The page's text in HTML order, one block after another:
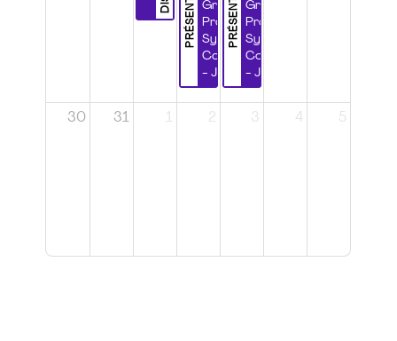
PRÉSENTIEL
Grands
Projets et
Systèmes
Complexes
- Jour 1
PRÉSENTIEL
Grands
Projets et
Systèmes
Complexes
- Jour 2
30 31 1 2 3 4 5